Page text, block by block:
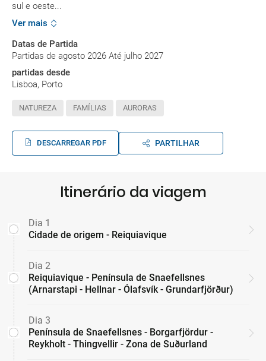
sul e oeste...
Ver mais
Datas de Partida
Partidas de agosto 2026 Até julho 2027
partidas desde
Lisboa, Porto
NATUREZA FAMÍLIAS AURORAS
DESCARREGAR PDF PARTILHAR
Itinerário da viagem
Dia 1
Cidade de origem - Reiquiavique
Dia 2
Reiquiavique - Península de Snaefellsnes
(Arnarstapi - Hellnar - Ólafsvík - Grundarfjörður)
Dia 3
Península de Snaefellsnes - Borgarfjördur -
Reykholt - Thingvellir - Zona de Suðurland